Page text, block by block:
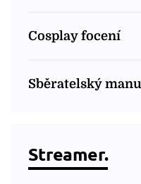
Cosplay focení
Sběratelský
Streamer.